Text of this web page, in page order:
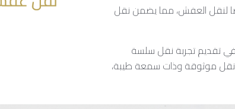
لنقل العفش، مما يضمن نقل
تقديم تجربة نقل سلسة
نقل موثوقة وذات سمعة طيبة،